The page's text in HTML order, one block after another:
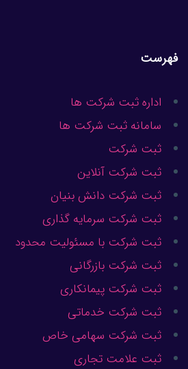
فهرست
اداره ثبت شرکت ها
سامانه ثبت شرکت ها
ثبت شرکت
ثبت شرکت آنلاین
ثبت شرکت دانش بنیان
ثبت شرکت سرمایه گذاری
ثبت شرکت با مسئولیت محدود
ثبت شرکت بازرگانی
ثبت شرکت پیمانکاری
ثبت شرکت خدماتی
ثبت شرکت سهامی خاص
ثبت علامت تجاری